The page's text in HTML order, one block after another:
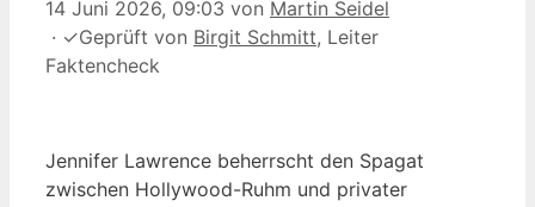
14 Juni 2026, 09:03 von Martin Seidel
· ✓Geprüft von Birgit Schmitt, Leiter
Faktencheck
Jennifer Lawrence beherrscht den Spagat
zwischen Hollywood-Ruhm und privater